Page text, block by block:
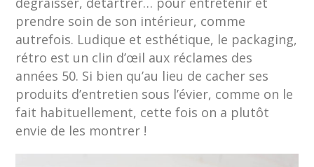
prendre soin de son intérieur, comme
autrefois. Ludique et esthétique, le packaging,
rétro est un clin d’œil aux réclames des
années 50. Si bien qu’au lieu de cacher ses
produits d’entretien sous l’évier, comme on le
fait habituellement, cette fois on a plutôt
envie de les montrer !